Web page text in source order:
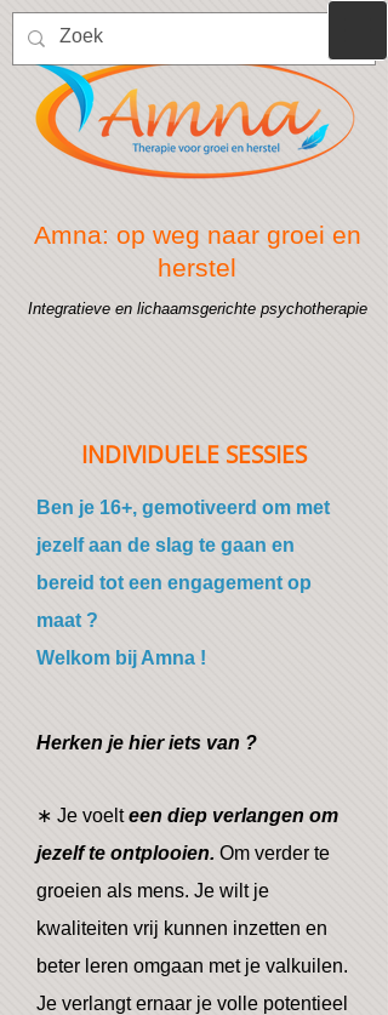
Amna: op weg naar groei en
herstel
Integratieve en lichaamsgerichte psychotherapie
INDIVIDUELE SESSIES
Ben je 16+, gemotiveerd om met
jezelf aan de slag te gaan en
bereid tot een engagement op
maat ?
Welkom bij Amna !
Herken je hier iets van ?
∗ Je voelteen diep verlangen om
jezelf te ontplooien. Om verder te
groeien als mens. Je wilt je
kwaliteiten vrij kunnen inzetten en
beter leren omgaan met je valkuilen.
Je verlangt ernaar je volle potentieel